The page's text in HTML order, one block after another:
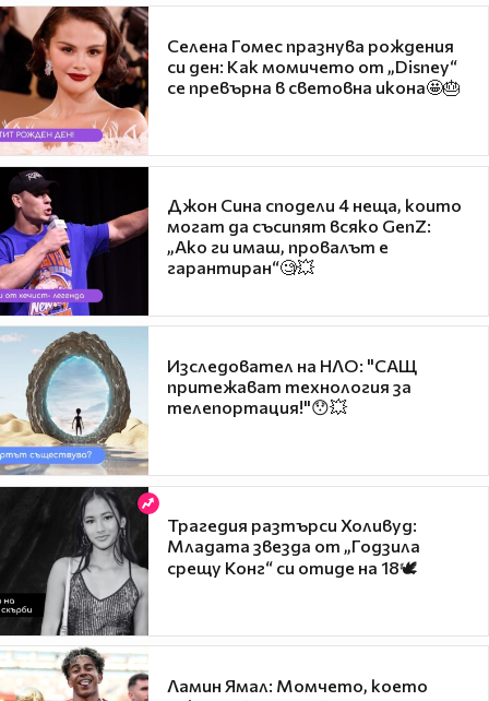
Селена Гомес празнува рождения
си ден: Как момичето от „Disney“
се превърна в световна икона🤩🎂
Джон Сина сподели 4 неща, които
могат да съсипят всяко GenZ:
„Ако ги имаш, провалът е
гарантиран“🧐💥
Изследовател на НЛО: "САЩ
притежават технология за
телепортация!"😯💥
Трагедия разтърси Холивуд:
Младата звезда от „Годзила
срещу Конг“ си отиде на 18🕊️
Ламин Ямал: Момчето, което